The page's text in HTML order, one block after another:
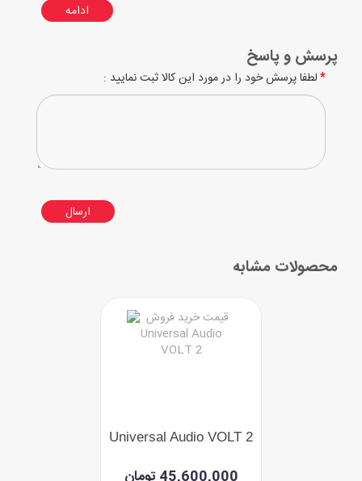
ادامه
پرسش و پاسخ
لطفا پرسش خود را در مورد این کالا ثبت نمایید :
ارسال
محصولات مشابه
Universal Audio VOLT 2